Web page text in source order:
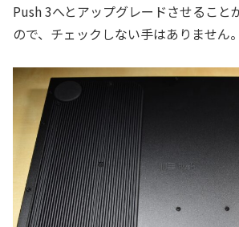
Push 3へとアップグレードさせること
ので、チェックしない手はありません。